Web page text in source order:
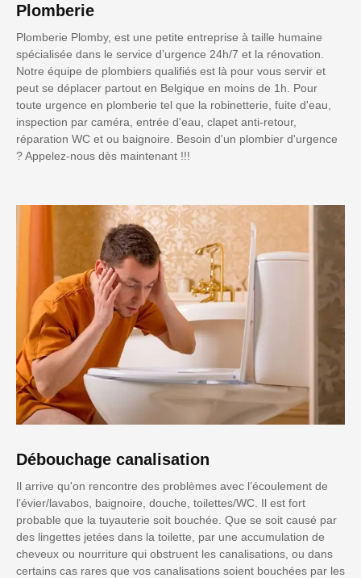
Plomberie
Plomberie Plomby, est une petite entreprise à taille humaine
spécialisée dans le service d’urgence 24h/7 et la rénovation.
Notre équipe de plombiers qualifiés est là pour vous servir et
peut se déplacer partout en Belgique en moins de 1h. Pour
toute urgence en plomberie tel que la robinetterie, fuite d'eau,
inspection par caméra, entrée d'eau, clapet anti-retour,
réparation WC et ou baignoire. Besoin d'un plombier d'urgence
? Appelez-nous dès maintenant !!!
Débouchage canalisation
Il arrive qu'on rencontre des problèmes avec l’écoulement de
l’évier/lavabos, baignoire, douche, toilettes/WC. Il est fort
probable que la tuyauterie soit bouchée. Que se soit causé par
des lingettes jetées dans la toilette, par une accumulation de
cheveux ou nourriture qui obstruent les canalisations, ou dans
certains cas rares que vos canalisations soient bouchées par les